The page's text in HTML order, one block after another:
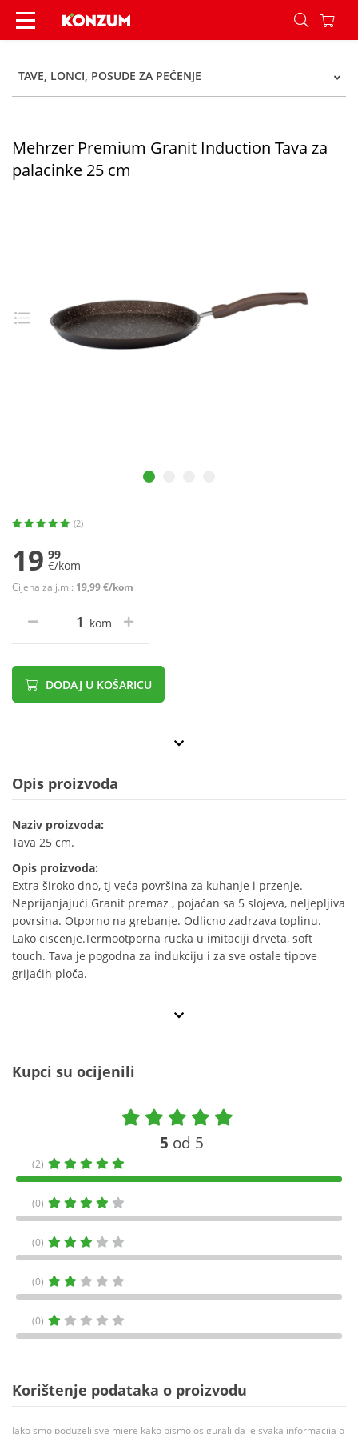
Mehrzer Premium Granit Induction Tava za
TAVE, LONCI, POSUDE ZA PEČENJE
Mehrzer Premium Granit Induction Tava za
palacinke 25 cm
(2)
19 99
€/kom
Cijena za j.m.: 19,99 €/kom
kom
DODAJ U KOŠARICU
Opis proizvoda
Naziv proizvoda:
Tava 25 cm.
Opis proizvoda:
Extra široko dno, tj veća površina za kuhanje i przenje.
Neprijanjajući Granit premaz , pojačan sa 5 slojeva, neljepljiva
povrsina. Otporno na grebanje. Odlicno zadrzava toplinu.
Lako ciscenje.Termootporna rucka u imitaciji drveta, soft
touch. Tava je pogodna za indukciju i za sve ostale tipove
grijaćih ploča.
Kupci su ocijenili
5 od 5
(2)
(0)
(0)
(0)
(0)
Korištenje podataka o proizvodu
Iako smo poduzeli sve mjere kako bismo osigurali da je svaka informacija o